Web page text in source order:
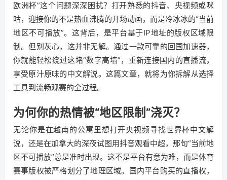
欧洲杯”这个问题深深困扰？打开熟悉的抖音、央视频或咪
咕，迎接你的不是热血沸腾的开场动画，而是冷冰冰的“当前
地区不可播放”。这背后，是平台基于IP地址的版权区域限
制。但别灰心，这并非无解。通过一款可靠的回国加速器，
你就能轻松绕过这堵“数字高墙”，重新连接国内的直播流，
享受原汁原味的中文解说。这篇文章，就将为你拆解从选择
工具到流畅观赛的全过程。
为何你的热情被“地区限制”浇灭？
无论你是在越南的公寓里想打开央视频寻找世界杯中文解
说，还是在加拿大的深夜试图用抖音观看中超，那句“当前地
区不可播放”总是准时出现。这不是平台有意为难，而是体育
赛事版权被严格划分了地理区域。国内平台购买的直播权，